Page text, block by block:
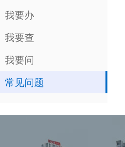
我要办
我要查
我要问
常见问题